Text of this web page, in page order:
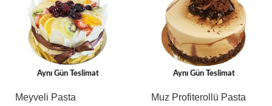
Aynı Gün Teslimat
Meyveli Pasta
Aynı Gün Teslimat
Muz Profiterollü Pasta